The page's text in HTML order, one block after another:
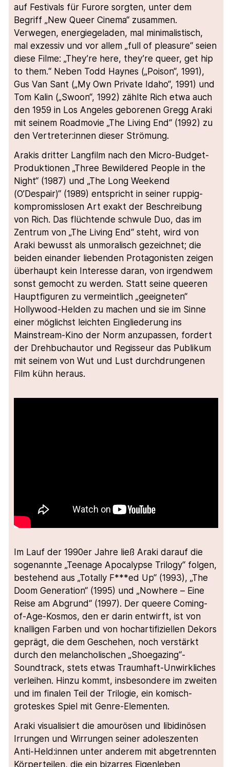
auf Festivals für Furore sorgten, unter dem
Begriff „New Queer Cinema“ zusammen.
Verwegen, energiegeladen, mal minimalistisch,
mal exzessiv und vor allem „full of pleasure“ seien
diese Filme: „They’re here, they’re queer, get hip
to them.“ Neben Todd Haynes („Poison“, 1991),
Gus Van Sant („My Own Private Idaho“, 1991) und
Tom Kalin („Swoon“, 1992) zählte Rich etwa auch
den 1959 in Los Angeles geborenen Gregg Araki
mit seinem Roadmovie „The Living End“ (1992) zu
den Vertreter:innen dieser Strömung.
Arakis dritter Langfilm nach den Micro-Budget-
Produktionen „Three Bewildered People in the
Night“ (1987) und „The Long Weekend
(O’Despair)“ (1989) entspricht in seiner ruppig-
kompromisslosen Art exakt der Beschreibung
von Rich. Das flüchtende schwule Duo, das im
Zentrum von „The Living End“ steht, wird von
Araki bewusst als unmoralisch gezeichnet; die
beiden einander liebenden Protagonisten zeigen
überhaupt kein Interesse daran, von irgendwem
sonst gemocht zu werden. Statt seine queeren
Hauptfiguren zu vermeintlich „geeigneten“
Hollywood-Helden zu machen und sie im Sinne
einer möglichst leichten Eingliederung ins
Mainstream-Kino der Norm anzupassen, fordert
der Drehbuchautor und Regisseur das Publikum
mit seinem von Wut und Lust durchdrungenen
Film kühn heraus.
Im Lauf der 1990er Jahre ließ Araki darauf die
sogenannte „Teenage Apocalypse Trilogy“ folgen,
bestehend aus „Totally F***ed Up“ (1993), „The
Doom Generation“ (1995) und „Nowhere – Eine
Reise am Abgrund“ (1997). Der queere Coming-
of-Age-Kosmos, den er darin entwirft, ist von
knalligen Farben und von hochartifiziellen Dekors
geprägt, die dem Geschehen, noch verstärkt
durch den melancholischen „Shoegazing“-
Soundtrack, stets etwas Traumhaft-Unwirkliches
verleihen. Hinzu kommt, insbesondere im zweiten
und im finalen Teil der Trilogie, ein komisch-
groteskes Spiel mit Genre-Elementen.
Araki visualisiert die amourösen und libidinösen
Irrungen und Wirrungen seiner adoleszenten
Anti-Held:innen unter anderem mit abgetrennten
Körperteilen, die ein bizarres Eigenleben